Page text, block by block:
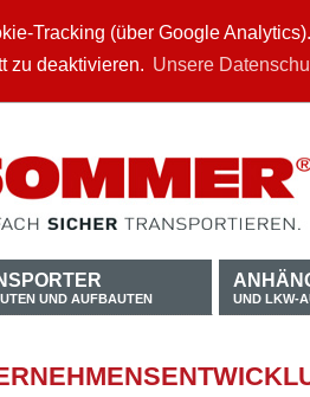
Tracking (über Google
zu deaktivieren. Unsere
UND AUFBAUTEN UND LKW-